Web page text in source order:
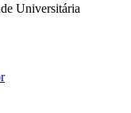
Universitária